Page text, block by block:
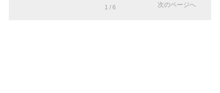
1 / 6 次のページへ